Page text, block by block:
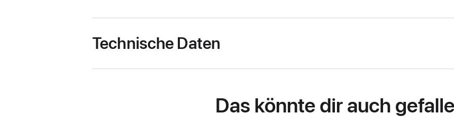
Technische Daten
Das könnte dir auch